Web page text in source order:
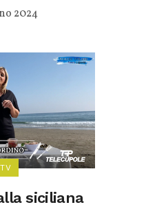
2024
siciliana